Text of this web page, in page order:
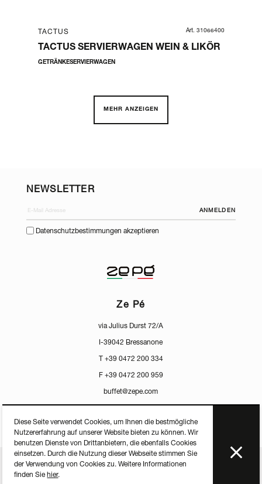
TACTUS Art. 31066400
TACTUS SERVIERWAGEN WEIN & LIKÖR
GETRÄNKESERVIERWAGEN
MEHR ANZEIGEN
NEWSLETTER
ANMELDEN
Datenschutzbestimmungen akzeptieren
Ze Pé
via Julius Durst 72/A
I-39042 Bressanone
T +39 0472 200 334
F +39 0472 200 959
buffet@zepe.com
ZERTIFIKATE PRESS PRIVACY MEDIACENTER
Diese Seite verwendet Cookies, um Ihnen die bestmögliche
Nutzererfahrung auf unserer Website bieten zu können. Wir
benutzen Dienste von Drittanbietern, die ebenfalls Cookies
einsetzen. Durch die Nutzung dieser Webseite stimmen Sie
der Verwendung von Cookies zu. Weitere Informationen
finden Sie hier.